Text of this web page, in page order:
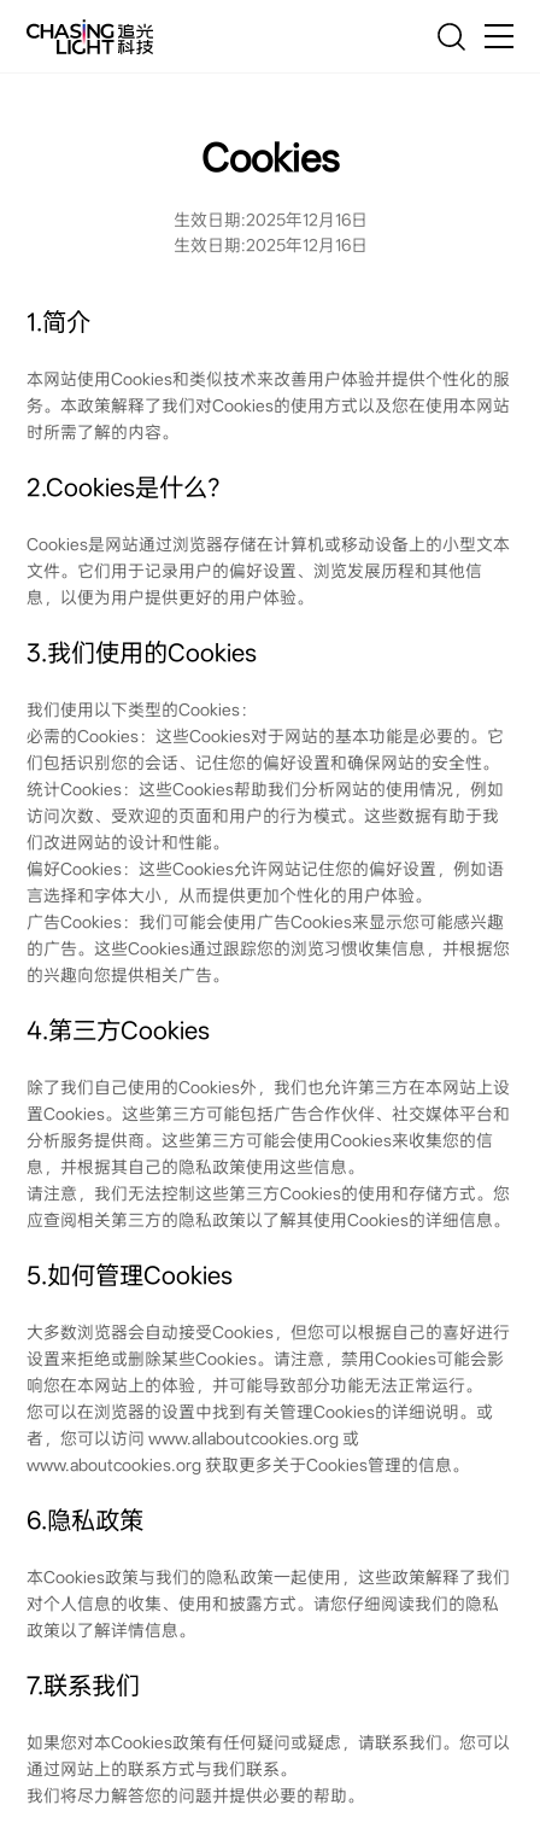
追光故事
联系我们
Cookies
生效日期:2025年12月16日
生效日期:2025年12月16日
1.简介
本网站使用Cookies和类似技术来改善用户体验并提供个性化的服
务。本政策解释了我们对Cookies的使用方式以及您在使用本网站
时所需了解的内容。
2.Cookies是什么？
Cookies是网站通过浏览器存储在计算机或移动设备上的小型文本
文件。它们用于记录用户的偏好设置、浏览发展历程和其他信
息，以便为用户提供更好的用户体验。
3.我们使用的Cookies
我们使用以下类型的Cookies：
必需的Cookies：这些Cookies对于网站的基本功能是必要的。它
们包括识别您的会话、记住您的偏好设置和确保网站的安全性。
统计Cookies：这些Cookies帮助我们分析网站的使用情况，例如
访问次数、受欢迎的页面和用户的行为模式。这些数据有助于我
们改进网站的设计和性能。
偏好Cookies：这些Cookies允许网站记住您的偏好设置，例如语
言选择和字体大小，从而提供更加个性化的用户体验。
广告Cookies：我们可能会使用广告Cookies来显示您可能感兴趣
的广告。这些Cookies通过跟踪您的浏览习惯收集信息，并根据您
的兴趣向您提供相关广告。
4.第三方Cookies
除了我们自己使用的Cookies外，我们也允许第三方在本网站上设
置Cookies。这些第三方可能包括广告合作伙伴、社交媒体平台和
分析服务提供商。这些第三方可能会使用Cookies来收集您的信
息，并根据其自己的隐私政策使用这些信息。
请注意，我们无法控制这些第三方Cookies的使用和存储方式。您
应查阅相关第三方的隐私政策以了解其使用Cookies的详细信息。
5.如何管理Cookies
大多数浏览器会自动接受Cookies，但您可以根据自己的喜好进行
设置来拒绝或删除某些Cookies。请注意，禁用Cookies可能会影
响您在本网站上的体验，并可能导致部分功能无法正常运行。
您可以在浏览器的设置中找到有关管理Cookies的详细说明。或
者，您可以访问 www.allaboutcookies.org 或
www.aboutcookies.org 获取更多关于Cookies管理的信息。
6.隐私政策
本Cookies政策与我们的隐私政策一起使用，这些政策解释了我们
对个人信息的收集、使用和披露方式。请您仔细阅读我们的隐私
政策以了解详情信息。
7.联系我们
如果您对本Cookies政策有任何疑问或疑虑，请联系我们。您可以
通过网站上的联系方式与我们联系。
我们将尽力解答您的问题并提供必要的帮助。